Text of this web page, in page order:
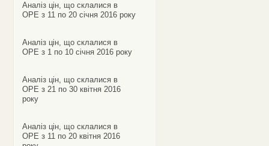
Аналіз цін, що склалися в
ОРЕ з 11 по 20 січня 2016 року
Аналіз цін, що склалися в
ОРЕ з 1 по 10 січня 2016 року
Аналіз цін, що склалися в
ОРЕ з 21 по 30 квітня 2016
року
Аналіз цін, що склалися в
ОРЕ з 11 по 20 квітня 2016